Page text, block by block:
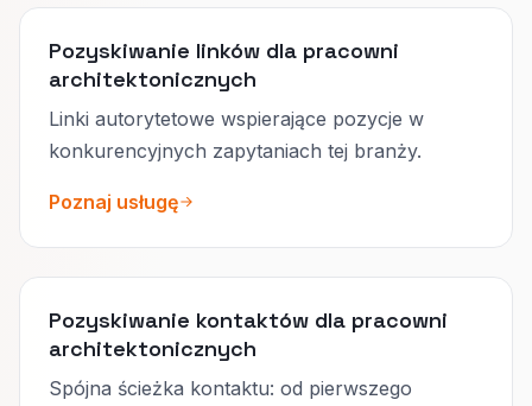
Pozyskiwanie linków dla pracowni
architektonicznych
Linki autorytetowe wspierające pozycje w
konkurencyjnych zapytaniach tej branży.
Poznaj usługę
Pozyskiwanie kontaktów dla pracowni
architektonicznych
Spójna ścieżka kontaktu: od pierwszego